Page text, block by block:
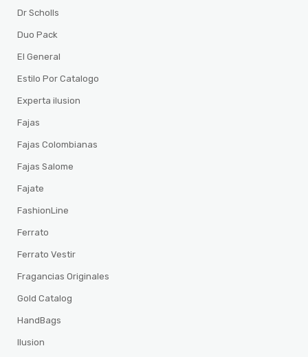
Dr Scholls
Duo Pack
El General
Estilo Por Catalogo
Experta ilusion
Fajas
Fajas Colombianas
Fajas Salome
Fajate
FashionLine
Ferrato
Ferrato Vestir
Fragancias Originales
Gold Catalog
HandBags
Ilusion